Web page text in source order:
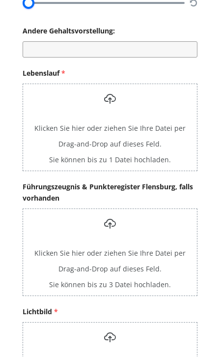
Andere Gehaltsvorstellung:
Lebenslauf *
Klicken Sie hier oder ziehen Sie Ihre Datei per
Drag-and-Drop auf dieses Feld.
Sie können bis zu 1 Datei hochladen.
Führungszeugnis & Punkteregister Flensburg, falls
vorhanden
Klicken Sie hier oder ziehen Sie Ihre Datei per
Drag-and-Drop auf dieses Feld.
Sie können bis zu 3 Datei hochladen.
Lichtbild *